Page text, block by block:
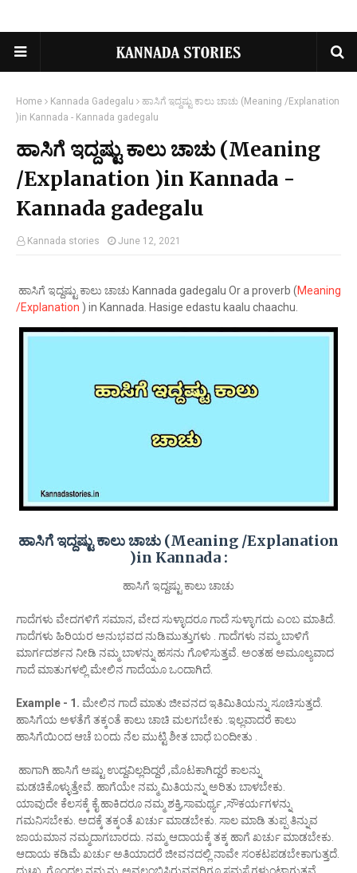
Home Kannada Gadegalu
ಹಾಸಿಗೆ ಇದ್ದಷ್ಟು ಕಾಲು ಚಾಚು (Meaning /Explanation
)in Kannada - Kannada gadegalu
ಹಾಸಿಗೆ ಇದ್ದಷ್ಟು ಕಾಲು ಚಾಚು (Meaning
/Explanation )in Kannada -
Kannada gadegalu
Kannada stories June 12, 2021
ಹಾಸಿಗೆ ಇದ್ದಷ್ಟು ಕಾಲು ಚಾಚು Kannada gadegalu Or a proverb (Meaning
/Explanation ) in Kannada. Hasige edastu kaalu chaachu.
ಹಾಸಿಗೆ ಇದ್ದಷ್ಟು ಕಾಲು ಚಾಚು (Meaning /Explanation
)in Kannada :
ಹಾಸಿಗೆ ಇದ್ದಷ್ಟು ಕಾಲು ಚಾಚು
ಗಾದೆಗಳು ವೇದಗಳಿಗೆ ಸಮಾನ, ವೇದ ಸುಳ್ಳಾದರೂ ಗಾದೆ ಸುಳ್ಳಾಗದು ಎಂಬ ಮಾತಿದೆ.
ಗಾದೆಗಳು ಹಿರಿಯರ ಅನುಭವದ ನುಡಿಮುತ್ತುಗಳು . ಗಾದೆಗಳು ನಮ್ಮ ಬಾಳಿಗೆ
ಮಾರ್ಗದರ್ಶನ ನೀಡಿ ನಮ್ಮ ಬಾಳನ್ನು ಹಸನು ಗೊಳಿಸುತ್ತವೆ. ಅಂತಹ ಅಮೂಲ್ಯವಾದ
ಗಾದೆ ಮಾತುಗಳಲ್ಲಿ ಮೇಲಿನ ಗಾದೆಯೂ ಒಂದಾಗಿದೆ.
Example - 1. ಮೇಲಿನ ಗಾದೆ ಮಾತು ಜೀವನದ ಇತಿಮಿತಿಯನ್ನು ಸೂಚಿಸುತ್ತದೆ.
ಹಾಸಿಗೆಯ ಅಳತೆಗೆ ತಕ್ಕಂತೆ ಕಾಲು ಚಾಚಿ ಮಲಗಬೇಕು .ಇಲ್ಲವಾದರೆ ಕಾಲು
ಹಾಸಿಗೆಯಿಂದ ಆಚೆ ಬಂದು ನೆಲ ಮುಟ್ಟಿ ಶೀತ ಬಾಧೆ ಬಂದೀತು .
ಹಾಗಾಗಿ ಹಾಸಿಗೆ ಅಷ್ಟು ಉದ್ದವಿಲ್ಲದಿದ್ದರೆ ,ಮೊಟಕಾಗಿದ್ದರೆ ಕಾಲನ್ನು
ಮಡಚಿಕೊಳ್ಳುತ್ತೇವೆ. ಹಾಗೆಯೇ ನಮ್ಮ ಮಿತಿಯನ್ನು ಅರಿತು ಬಾಳಬೇಕು.
ಯಾವುದೇ ಕೆಲಸಕ್ಕೆ ಕೈ ಹಾಕಿದರೂ ನಮ್ಮ ಶಕ್ತಿ,ಸಾಮರ್ಥ್ಯ ,ಸೌಕರ್ಯಗಳನ್ನು
ಗಮನಿಸಬೇಕು. ಅದಕ್ಕೆ ತಕ್ಕಂತೆ ಖರ್ಚು ಮಾಡಬೇಕು. ಸಾಲ ಮಾಡಿ ತುಪ್ಪ ತಿನ್ನುವ
ಜಾಯಮಾನ ನಮ್ಮದಾಗಬಾರದು. ನಮ್ಮ ಆದಾಯಕ್ಕೆ ತಕ್ಕ ಹಾಗೆ ಖರ್ಚು ಮಾಡಬೇಕು.
ಆದಾಯ ಕಡಿಮೆ ಖರ್ಚು ಅತಿಯಾದರೆ ಜೀವನದಲ್ಲಿ ನಾವೇ ಸಂಕಟಪಡಬೇಕಾಗುತ್ತದೆ.